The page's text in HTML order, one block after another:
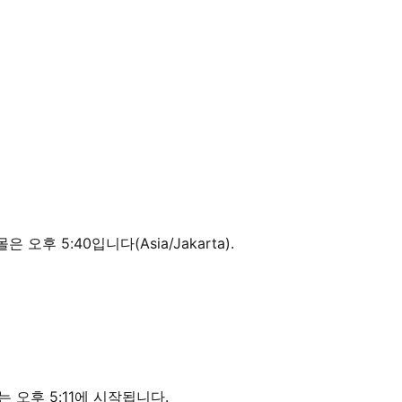
은 오후 5:40입니다(Asia/Jakarta).
오후 5:11에 시작됩니다.